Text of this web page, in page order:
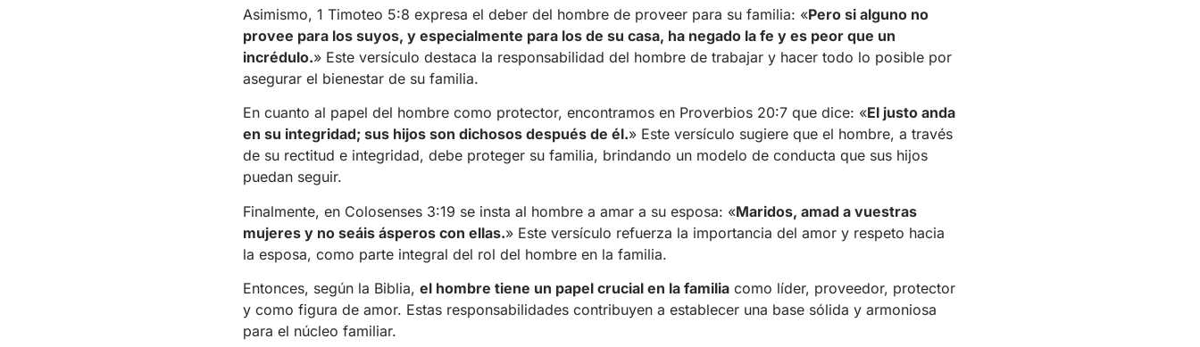
Asimismo, 1 Timoteo 5:8 expresa el deber del hombre de proveer para su familia: «Pero si alguno no
provee para los suyos, y especialmente para los de su casa, ha negado la fe y es peor que un
incrédulo.» Este versículo destaca la responsabilidad del hombre de trabajar y hacer todo lo posible por
asegurar el bienestar de su familia.
En cuanto al papel del hombre como protector, encontramos en Proverbios 20:7 que dice: «El justo anda
en su integridad; sus hijos son dichosos después de él.» Este versículo sugiere que el hombre, a través
de su rectitud e integridad, debe proteger su familia, brindando un modelo de conducta que sus hijos
puedan seguir.
Finalmente, en Colosenses 3:19 se insta al hombre a amar a su esposa: «Maridos, amad a vuestras
mujeres y no seáis ásperos con ellas.» Este versículo refuerza la importancia del amor y respeto hacia
la esposa, como parte integral del rol del hombre en la familia.
Entonces, según la Biblia, el hombre tiene un papel crucial en la familia como líder, proveedor, protector
y como figura de amor. Estas responsabilidades contribuyen a establecer una base sólida y armoniosa
para el núcleo familiar.